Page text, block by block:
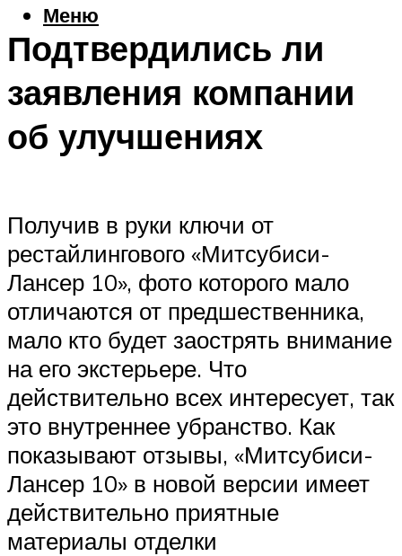
Меню
Подтвердились ли
заявления компании
об улучшениях
Получив в руки ключи от
рестайлингового «Митсубиси-
Лансер 10», фото которого мало
отличаются от предшественника,
мало кто будет заострять внимание
на его экстерьере. Что
действительно всех интересует, так
это внутреннее убранство. Как
показывают отзывы, «Митсубиси-
Лансер 10» в новой версии имеет
действительно приятные
материалы отделки